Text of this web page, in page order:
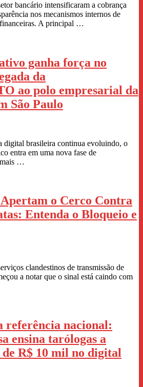
bancário intensificaram a cobrança
nos mecanismos internos de
A principal …
ganha força no
da
ao polo empresarial da
São Paulo
digital brasileira continua evoluindo, o
entra em uma nova fase de
mais …
o Cerco Contra
Entenda o Bloqueio e
clandestinos de transmissão de
a notar que o sinal está caindo com
referência nacional:
ensina tarólogas a
R$ 10 mil no digital